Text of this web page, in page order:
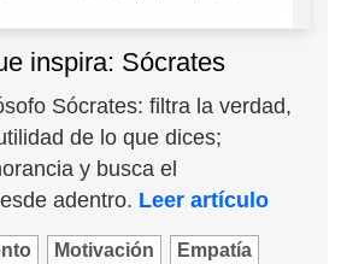
inspira: Sócrates
Sócrates: filtra la verdad,
de lo que dices;
y busca el
adentro. Leer artículo
Motivación Empatía